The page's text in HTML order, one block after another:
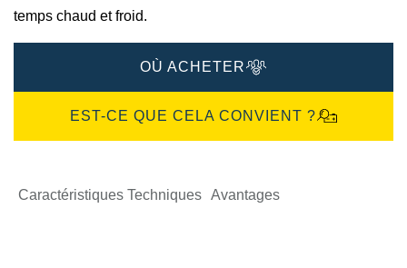
temps chaud et froid.
OÙ ACHETER
EST-CE QUE CELA CONVIENT ?
Caractéristiques Techniques Avantages